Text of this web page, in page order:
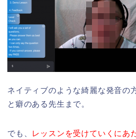
ネイティブのような綺麗な発音の
と癖のある先生まで。
でも、 レッスンを受けていくにあ